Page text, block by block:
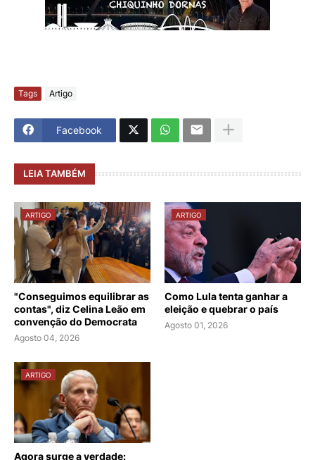
Tags Artigo
Facebook
LEIA TAMBÉM
ARTIGO
"Conseguimos equilibrar as
contas", diz Celina Leão em
convenção do Democrata
Agosto 04, 2026
ARTIGO
Como Lula tenta ganhar a
eleição e quebrar o país
Agosto 01, 2026
ARTIGO
Agora surge a verdade: